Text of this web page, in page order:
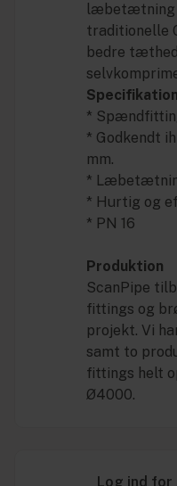
læbetætning
traditionelle
bedre
*
* Godkendt
mm.
*
* Hurtig og
* PN 16
Produktion
ScanPipe
fittings og
projekt. Vi
samt to
fittings helt
Ø4000.
Log ind